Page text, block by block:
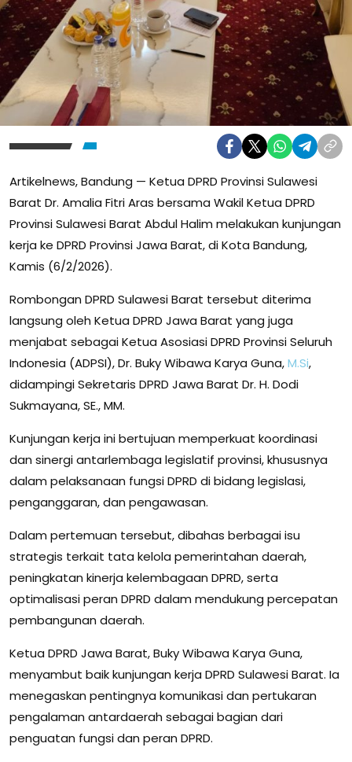
Artikelnews, Bandung — Ketua DPRD Provinsi Sulawesi
Barat Dr. Amalia Fitri Aras bersama Wakil Ketua DPRD
Provinsi Sulawesi Barat Abdul Halim melakukan kunjungan
kerja ke DPRD Provinsi Jawa Barat, di Kota Bandung,
Kamis (6/2/2026).
Rombongan DPRD Sulawesi Barat tersebut diterima
langsung oleh Ketua DPRD Jawa Barat yang juga
menjabat sebagai Ketua Asosiasi DPRD Provinsi Seluruh
Indonesia (ADPSI), Dr. Buky Wibawa Karya Guna,M.Si,
didampingi Sekretaris DPRD Jawa Barat Dr. H. Dodi
Sukmayana, SE., MM.
Kunjungan kerja ini bertujuan memperkuat koordinasi
dan sinergi antarlembaga legislatif provinsi, khususnya
dalam pelaksanaan fungsi DPRD di bidang legislasi,
penganggaran, dan pengawasan.
Dalam pertemuan tersebut, dibahas berbagai isu
strategis terkait tata kelola pemerintahan daerah,
peningkatan kinerja kelembagaan DPRD, serta
optimalisasi peran DPRD dalam mendukung percepatan
pembangunan daerah.
Ketua DPRD Jawa Barat, Buky Wibawa Karya Guna,
menyambut baik kunjungan kerja DPRD Sulawesi Barat. Ia
menegaskan pentingnya komunikasi dan pertukaran
pengalaman antardaerah sebagai bagian dari
penguatan fungsi dan peran DPRD.